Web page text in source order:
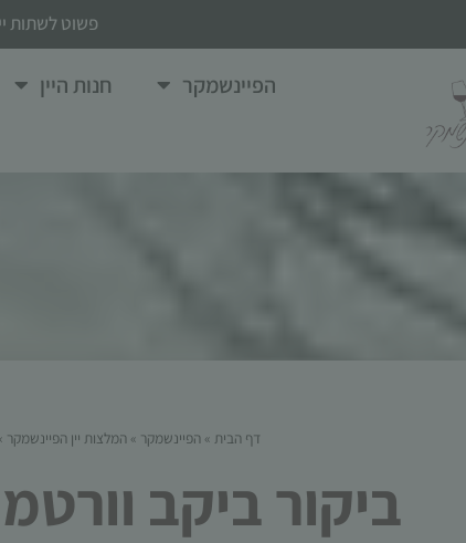
פשוט לשתות
הפיינשמקר חנות היין
דף הבית »הפיינשמקר »המלצות יין הפיינשמקר
ביקור ביקב וורטמן –